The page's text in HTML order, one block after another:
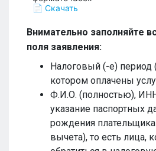
📄 Скачать
Внимательно заполняйте
поля заявления:
Налоговый (-е)
котором оплачены
Ф.И.О. (полностью),
указание паспортных
рождения плательщика
вычета), то есть лица,